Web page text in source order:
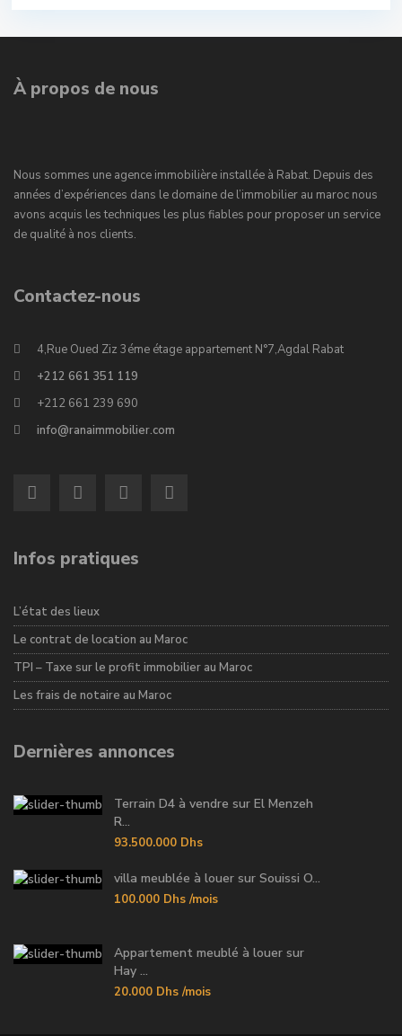
À propos de nous
Nous sommes une agence immobilière installée à Rabat. Depuis des
années d’expériences dans le domaine de l’immobilier au maroc nous
avons acquis les techniques les plus fiables pour proposer un service
de qualité à nos clients.
Contactez-nous
4,Rue Oued Ziz 3éme étage appartement N°7,Agdal Rabat
+212 661 351 119
+212 661 239 690
info@ranaimmobilier.com
Infos pratiques
L’état des lieux
Le contrat de location au Maroc
TPI – Taxe sur le profit immobilier au Maroc
Les frais de notaire au Maroc
Dernières annonces
Terrain D4 à vendre sur El Menzeh
R...
93.500.000 Dhs
villa meublée à louer sur Souissi O...
100.000 Dhs /mois
Appartement meublé à louer sur
Hay ...
20.000 Dhs /mois